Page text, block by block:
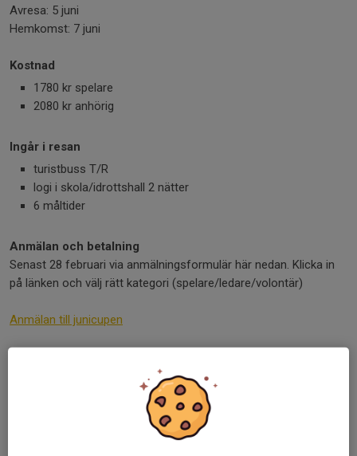
Avresa: 5 juni
Hemkomst: 7 juni
Kostnad
1780 kr spelare
2080 kr anhörig
Ingår i resan
turistbuss T/R
logi i skola/idrottshall 2 nätter
6 måltider
Anmälan och betalning
Senast 28 februari via anmälningsformulär här nedan. Klicka in
på länken och välj rätt kategori (spelare/ledare/volontär)
Anmälan till junicupen